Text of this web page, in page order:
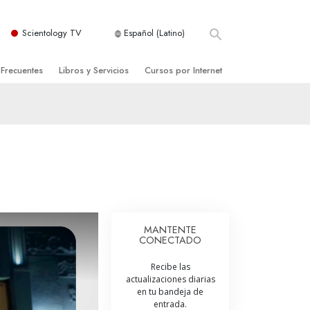
Scientology TV Español (Latino)
de Scientology
Libros y Servicios
Introductorias
Iniciales
Cursos por Internet
Ayudas para Enfermedades y Lesiones
La Integridad y la Honestidad
El Matrimonio
La Escala Tonal Emocional
MANTENTE
CONECTADO
Recibe las
actualizaciones diarias
en tu bandeja de
entrada.